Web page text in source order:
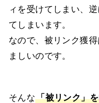
ィを受けてしまい、
てしまいます。
なので、被リンク獲
ましいのです。
そんな「被リンク」を